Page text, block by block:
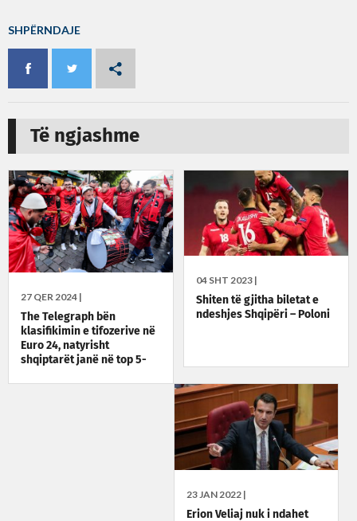
SHPËRNDAJE
Të ngjashme
27 QER 2024 |
The Telegraph bën
klasifikimin e tifozerive në
Euro 24, natyrisht
shqiptarët janë në top 5-
04 SHT 2023 |
Shiten të gjitha biletat e
ndeshjes Shqipëri – Poloni
23 JAN 2022 |
Erion Veliaj nuk i ndahet